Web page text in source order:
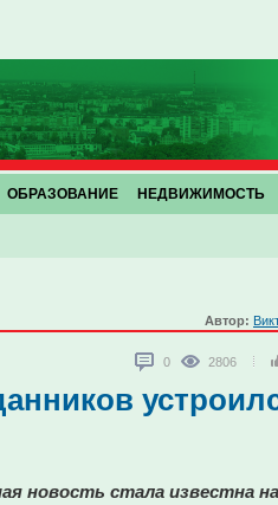
ОБРАЗОВАНИЕ НЕДВИЖИМОСТЬ
Автор:
0 2806
новость стала известна